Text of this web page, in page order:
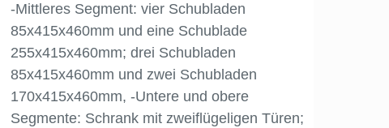
-Mittleres Segment: vier Schubladen
85x415x460mm und eine Schublade
255x415x460mm; drei Schubladen
85x415x460mm und zwei Schubladen
170x415x460mm, -Untere und obere
Segmente: Schrank mit zweiflügeligen Türen;